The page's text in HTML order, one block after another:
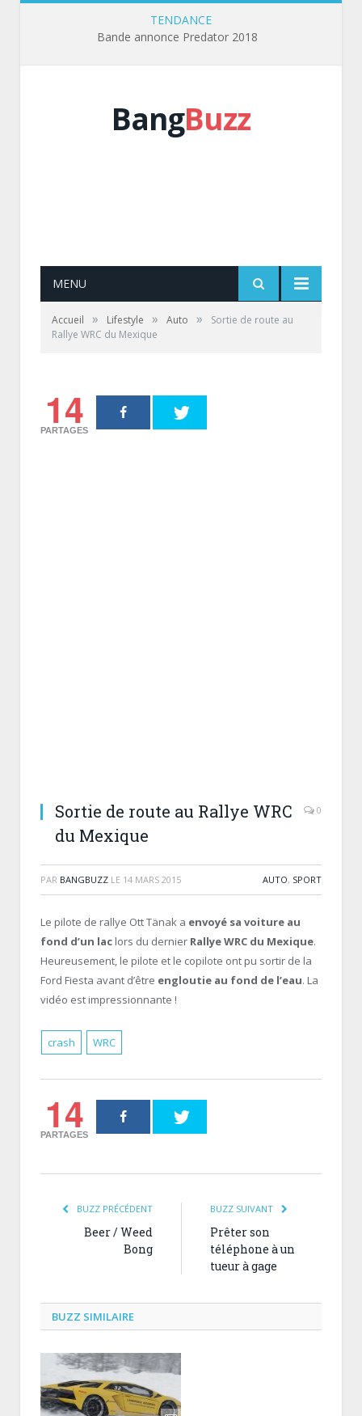
TENDANCE
Bande annonce Predator 2018
BangBuzz
MENU
Accueil » Lifestyle » Auto »
Sortie de route au
Rallye WRC du Mexique
14
PARTAGES
Sortie de route au Rallye WRC
du Mexique
0
PAR BANGBUZZ LE 14 MARS 2015 AUTO, SPORT
Le pilote de rallye Ott Tänak a envoyé sa voiture au
fond d’un lac lors du dernier Rallye WRC du Mexique.
Heureusement, le pilote et le copilote ont pu sortir de la
Ford Fiesta avant d’être engloutie au fond de l’eau. La
vidéo est impressionnante !
crash WRC
14
PARTAGES
BUZZ PRÉCÉDENT
Beer / Weed
Bong
BUZZ SUIVANT
Prêter son
téléphone à un
tueur à gage
BUZZ SIMILAIRE